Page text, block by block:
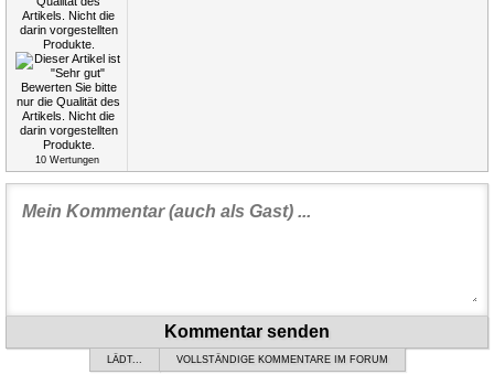
10Wertungen
Kommentar senden
LÄDT... VOLLSTÄNDIGE KOMMENTARE IM FORUM